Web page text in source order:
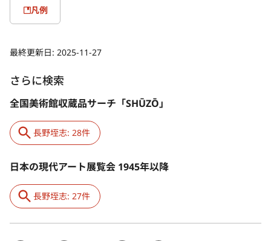
凡例
最終更新日: 2025-11-27
さらに検索
全国美術館収蔵品サーチ「SHŪZŌ」
長野垤志: 28件
日本の現代アート展覧会 1945年以降
長野垤志: 27件